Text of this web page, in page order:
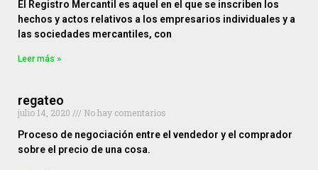
El Registro Mercantil es aquel en el que se inscriben los
hechos y actos relativos a los empresarios individuales y a
las sociedades mercantiles, con
Leer más »
regateo
julio 14, 2020
No hay comentarios
Proceso de negociación entre el vendedor y el comprador
sobre el precio de una cosa.